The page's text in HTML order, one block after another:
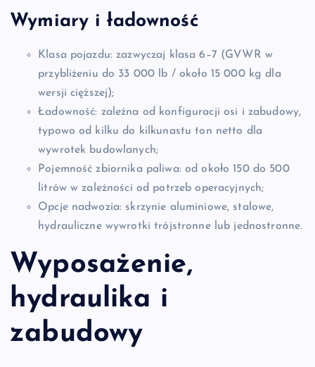
Wymiary i ładowność
Klasa pojazdu: zazwyczaj klasa 6–7 (GVWR w
przybliżeniu do 33 000 lb / około 15 000 kg dla
wersji cięższej);
Ładowność: zależna od konfiguracji osi i zabudowy,
typowo od kilku do kilkunastu ton netto dla
wywrotek budowlanych;
Pojemność zbiornika paliwa: od około 150 do 500
litrów w zależności od potrzeb operacyjnych;
Opcje nadwozia: skrzynie aluminiowe, stalowe,
hydrauliczne wywrotki trójstronne lub jednostronne.
Wyposażenie,
hydraulika i
zabudowy